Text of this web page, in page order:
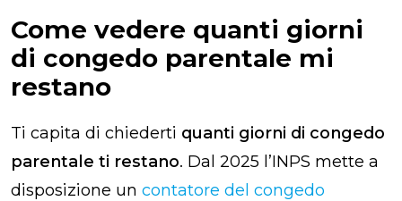
Come vedere quanti giorni
di congedo parentale mi
restano
Ti capita di chiederti quanti giorni di congedo
parentale ti restano. Dal 2025 l’INPS mette a
disposizione un contatore del congedo